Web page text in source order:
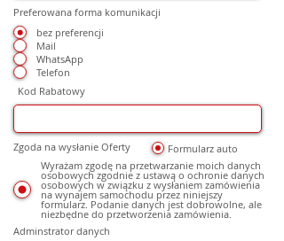
Preferowana forma komunikacji
bez preferencji
Mail
WhatsApp
Telefon
Kod Rabatowy
Formularz auto
Zgoda na wysłanie Oferty
Wyrażam zgodę na przetwarzanie moich danych
osobowych zgodnie z ustawą o ochronie danych
osobowych w związku z wysłaniem zamówienia
na wynajem samochodu przez niniejszy
formularz. Podanie danych jest dobrowolne, ale
niezbędne do przetworzenia zamówienia.
Adminstrator danych